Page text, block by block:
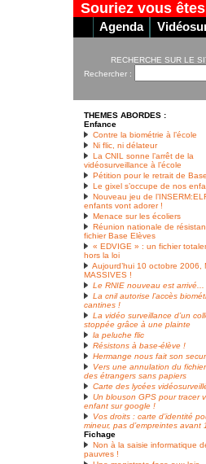
Souriez vous
Agenda
RECHERCHE SUR LE
Rechercher :
THEMES ABORDES :
Enfance
Contre la biométrie à l’école
Ni flic, ni délateur
La CNIL sonne l’arrêt de la
vidéosurveillance à l’école
Pétition pour le retrait de
Le gixel s’occupe de nos
Nouveau jeu de
enfants vont adorer !
Menace sur les écoliers
Réunion nationale de
fichier Base Elèves
« EDVIGE » : un fichier
hors la loi
Aujourd’hui 10 octobre 2006,
MASSIVES !
Le RNIE nouveau est arrivé...
La cnil autorise l’accès
cantines !
La vidéo surveillance d’un
stoppée grâce à une plainte
la peluche flic
Résistons à base-élève !
Hermange nous fait son
Vers une annulation du
des étrangers sans papiers
Carte des lycées
Un blouson GPS pour tracer
enfant sur google !
Vos droits : carte d’identité
mineur, pas d’empreintes avant
Fichage
Non à la saisie informatique
pauvres !